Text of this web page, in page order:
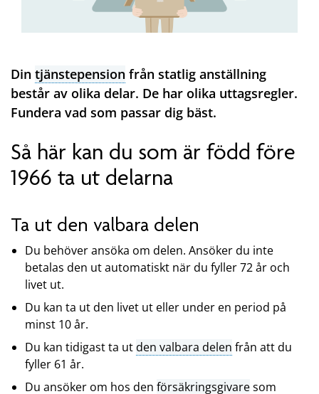
Din tjänstepension från statlig anställning
består av olika delar. De har olika uttagsregler.
Fundera vad som passar dig bäst.
Så här kan du som är född före
1966 ta ut delarna
Ta ut den valbara delen
Du behöver ansöka om delen. Ansöker du inte
betalas den ut automatiskt när du fyller 72 år och
livet ut.
Du kan ta ut den livet ut eller under en period på
minst 10 år.
Du kan tidigast ta utden valbara delen från att du
fyller 61 år.
Du ansöker om hos den försäkringsgivaresom